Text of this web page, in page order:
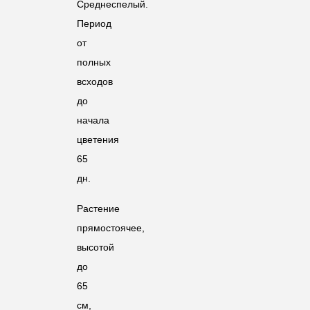
Среднеспелый.
Период
от
полных
всходов
до
начала
цветения
65
дн.
Растение
прямостоячее,
высотой
до
65
см,